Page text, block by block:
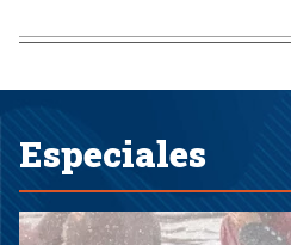
Especiales